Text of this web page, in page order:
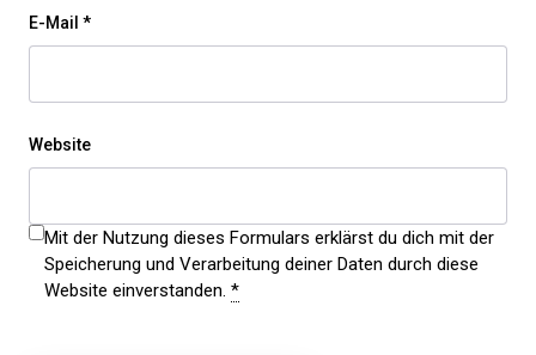
E-Mail *
Website
Mit der Nutzung dieses Formulars erklärst du dich mit der
Speicherung und Verarbeitung deiner Daten durch diese
Website einverstanden. *